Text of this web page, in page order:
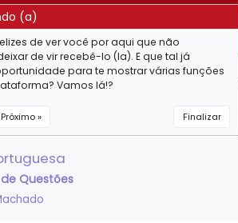
MATRICULE-SE ONLINE
- PP-RS - Técnico Administrativo
Questões
(a)
de ver você por aqui que não
de vir recebê-lo (la). E que tal já
para te mostrar várias funções
Vamos lá!?
Próximo » Finalizar